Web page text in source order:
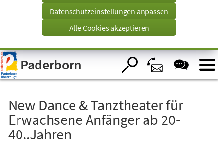
Visuelle
Assistenzsoftware
öffnen.
Tab)
Datenschutzeinstellungen anpassen
Alle Cookies akzeptieren
Paderborn
New Dance & Tanztheater für
Erwachsene Anfänger ab 20-
40..Jahren